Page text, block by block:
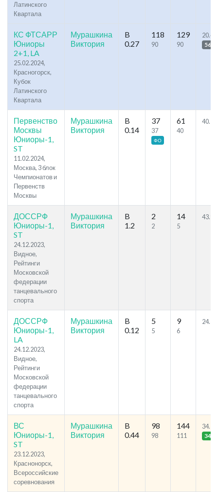
Латинского
Квартала
КС ФТСАРР
Юниоры
2+1, LA
25.02.2024,
Красногорск,
Кубок
Латинского
Квартала
Мурашкина
Виктория
B
0.27
118
90
129
90
20.42
56
Первенство
Москвы
Юниоры-1,
ST
11.02.2024,
Москва, 3 блок
Чемпионатов и
Первенств
Москвы
Мурашкина
Виктория
B
0.14
37
37
ФО
61
40
40.56
ДОССРФ
Юниоры-1,
ST
24.12.2023,
Видное,
Рейтинги
Московской
федерации
танцевального
спорта
Мурашкина
Виктория
B
1.2
2
2
14
5
43.92
ДОССРФ
Юниоры-1,
LA
24.12.2023,
Видное,
Рейтинги
Московской
федерации
танцевального
спорта
Мурашкина
Виктория
B
0.12
5
5
9
6
24.37
ВС
Юниоры-1,
ST
23.12.2023,
Краснонорск,
Всероссийские
соревнования
Мурашкина
Виктория
B
0.44
98
98
144
111
34.55
34